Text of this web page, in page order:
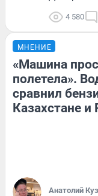
4 580
МНЕНИЕ
«Машина
полетела».
сравнил
Казахстане и
Анатолий